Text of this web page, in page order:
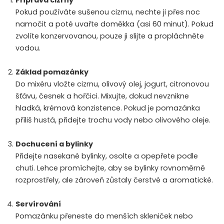
Pokud používáte sušenou cizrnu, nechte ji přes noc
namočit a poté uvařte doměkka (asi 60 minut). Pokud
zvolíte konzervovanou, pouze ji slijte a propláchněte
vodou.
Základ pomazánky
Do mixéru vložte cizrnu, olivový olej, jogurt, citronovou
šťávu, česnek a hořčici. Mixujte, dokud nevznikne
hladká, krémová konzistence. Pokud je pomazánka
příliš hustá, přidejte trochu vody nebo olivového oleje.
Dochucení a bylinky
Přidejte nasekané bylinky, osolte a opepřete podle
chuti. Lehce promíchejte, aby se bylinky rovnoměrně
rozprostřely, ale zároveň zůstaly čerstvé a aromatické.
Servírování
Pomazánku přeneste do menších skleniček nebo